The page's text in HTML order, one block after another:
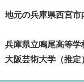
地元の兵庫県西宮市
兵庫県立鳴尾高等学
芸術大学（推定